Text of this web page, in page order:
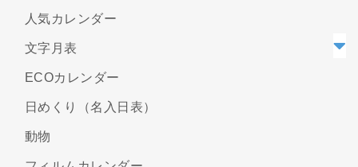
人気カレンダー
文字月表
ECOカレンダー
日めくり（名入日表）
動物